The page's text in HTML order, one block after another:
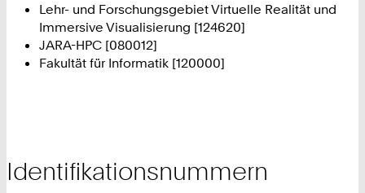
Lehr- und Forschungsgebiet Virtuelle Realität und
Immersive Visualisierung [124620]
JARA-HPC [080012]
Fakultät für Informatik [120000]
Identifikationsnummern